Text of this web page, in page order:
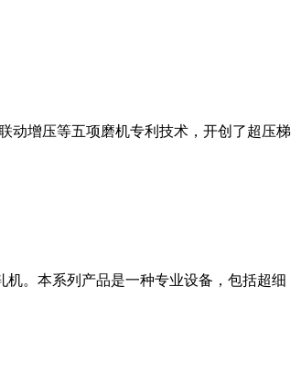
动增压等五项磨机专利技术，开创了超压梯
。本系列产品是一种专业设备，包括超细